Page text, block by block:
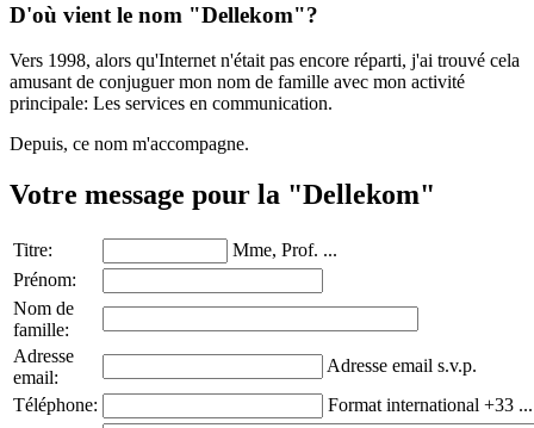
D'où vient le nom "Dellekom"?
Vers 1998, alors qu'Internet n'était pas encore réparti, j'ai trouvé cela
amusant de conjuguer mon nom de famille avec mon activité
principale: Les services en communication.
Depuis, ce nom m'accompagne.
Votre message pour la "Dellekom"
Titre:
Mme, Prof. ...
Prénom:
Nom de
famille:
Adresse
email:
Adresse email s.v.p.
Téléphone:
Format international +33 ...